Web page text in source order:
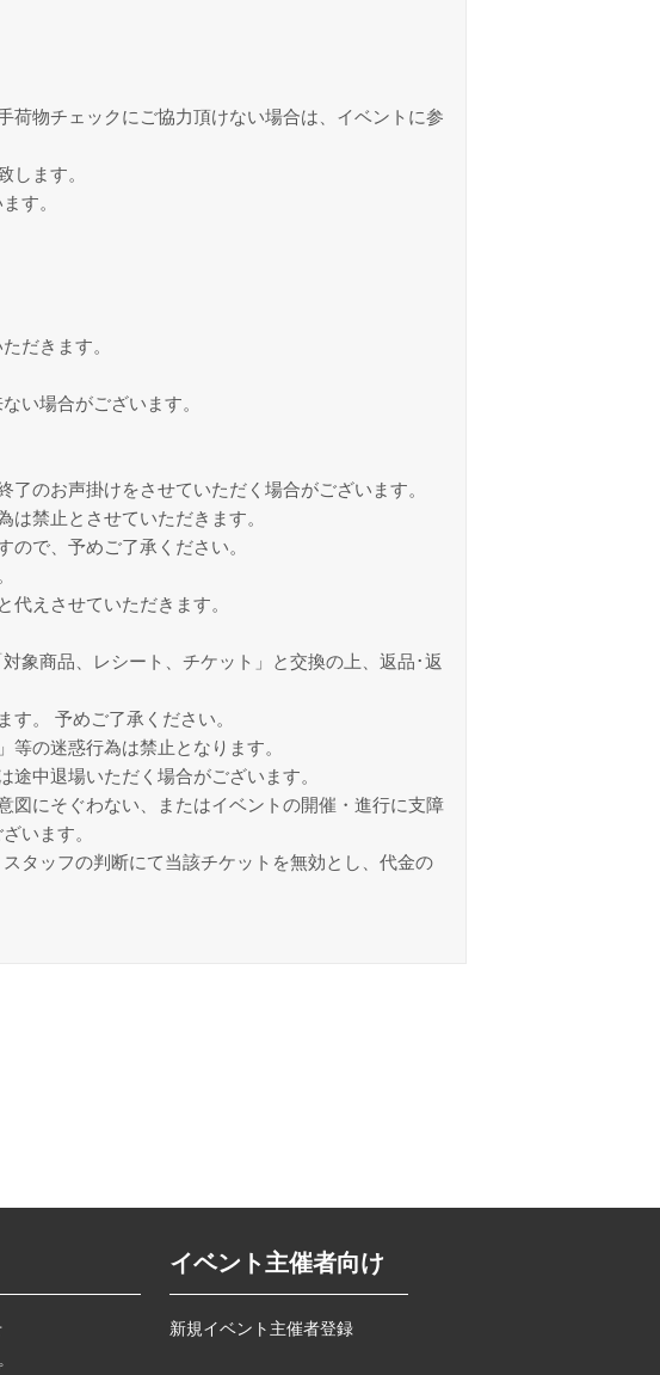
荷物チェックにご協力頂けない場合は、イベントに参
します。
す。
だきます。
い場合がございます。
のお声掛けをさせていただく場合がございます。
禁止とさせていただきます。
で、予めご了承ください。
えさせていただきます。
象商品、レシート、チケット」と交換の上、返品･返
。 予めご了承ください。
の迷惑行為は禁止となります。
中退場いただく場合がございます。
図にそぐわない、またはイベントの開催・進行に支障
います。
タッフの判断にて当該チケットを無効とし、代金の
イベント主催者向け
新規イベント主催者登録